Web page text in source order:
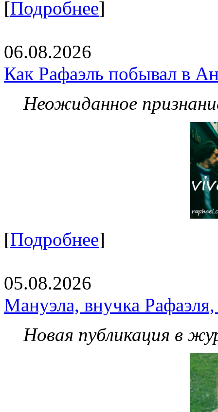
[Подробнее]
06.08.2026
Как Рафаэль побывал в
Неожиданное
[Подробнее]
05.08.2026
Мануэла, внучка
Новая публикация в